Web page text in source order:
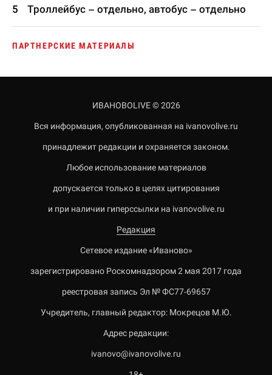
Троллейбус – отдельно, автобус – отдельно
ПАРТНЕРСКИЕ МАТЕРИАЛЫ
ИВАНОВОLIVE © 2026
Вся информация, опубликованная на ivanovolive.ru
принадлежит редакции и охраняется законом.
Любое использование материалов
допускается только в целях цитирования
и при наличии гиперссылки на ivanovolive.ru
Редакция
Сетевое издание «Иваново»
зарегистрировано Роскомнадзором 2 мая 2017 года
реестровая запись Эл № ФС77-69657
Учредитель, главный редактор: Мокрецов М.Ю.
Адрес редакции:
ivanovo@ivanovolive.ru